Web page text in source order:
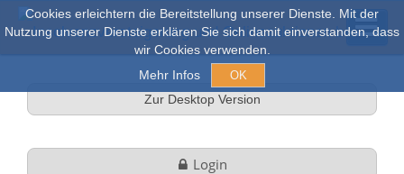
Cookies erleichtern die Bereitstellung unserer Dienste. Mit der
Nutzung unserer Dienste erklären Sie sich damit einverstanden, dass
wir Cookies verwenden.
Mehr Infos
OK
Zur Desktop Version
Login